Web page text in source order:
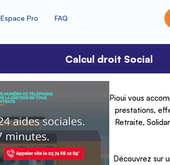
Espace Pro FAQ
Calcul droit Social
Pioui vous
prestations,
Retraite,
Découvrez sur